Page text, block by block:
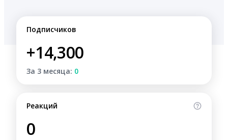
Подписчиков
+14,300
За 3 месяца: 0
Реакций
0